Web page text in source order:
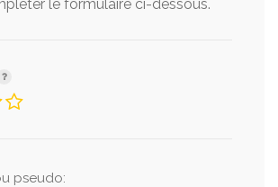
le formulaire ci-dessous.
pseudo: